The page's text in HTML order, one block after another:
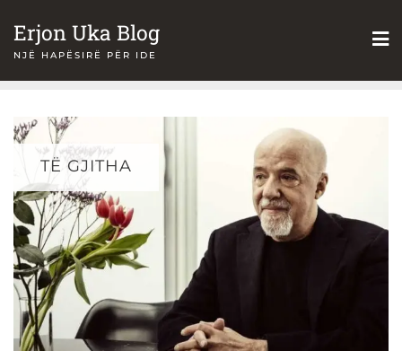
toErjon Uka Blog
NJË HAPËSIRË PËR IDE
TË GJITHA